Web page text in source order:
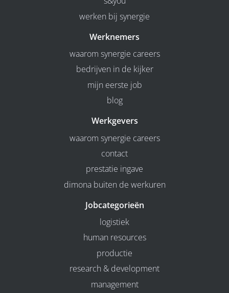
werken bij synergie
Werknemers
waarom synergie careers
bedrijven in de kijker
mijn eerste job
blog
Werkgevers
waarom synergie careers
contact
prestatie ingave
dimona buiten de werkuren
Jobcategorieën
logistiek
human resources
productie
research & development
management